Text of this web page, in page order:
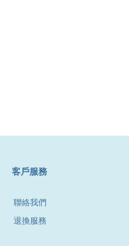
​客戶服務
聯絡我們
退換服務